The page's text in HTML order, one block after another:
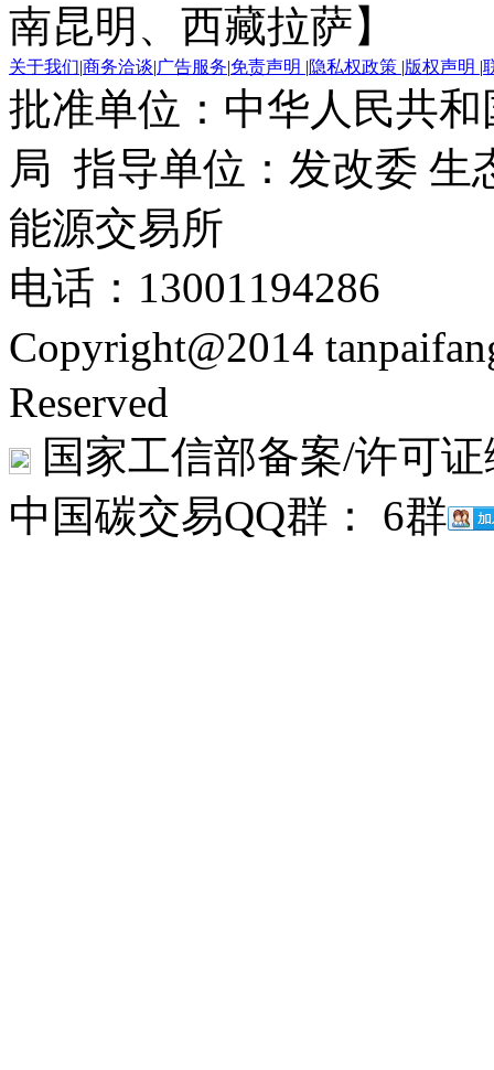
南昆明、西藏拉萨】
关于我们|商务洽谈|广告服务|免责声明 |隐私权政策 |版权声明 |
批准单位：中华人民共
局 指导单位：发改委 生
能源交易所
电话：13001194286
Copyright@2014
Reserved
国家工信部备案/许可
中国碳交易QQ群： 6群